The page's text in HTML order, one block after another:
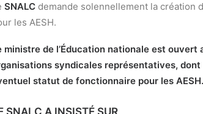
SNALC demande solennellement la création
les AESH.
ministre de l’Éducation nationale est
syndicales représentatives, dont
statut de fonctionnaire pour les AESH.
SNALC A INSISTÉ SUR